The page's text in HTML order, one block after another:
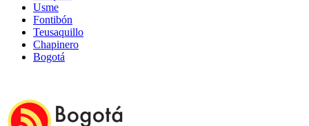
Usme
Fontibón
Teusaquillo
Chapinero
Bogotá